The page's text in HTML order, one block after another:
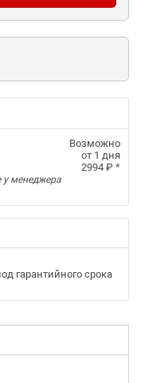
Возможно
от 1 дня
2994 ₽ *
у менеджера
гарантийного срока